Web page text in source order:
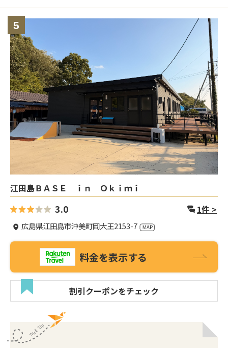
5
江田島ＢＡＳＥ ｉｎ Ｏｋｉｍｉ
3.0 1件 >
広島県江田島市沖美町岡大王2153-7
料金を表示する
割引クーポンをチェック